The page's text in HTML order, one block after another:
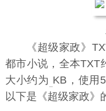
《超级家政》
都市小说，全本TXT
大小约为 KB，使用
以下是《超级家政》